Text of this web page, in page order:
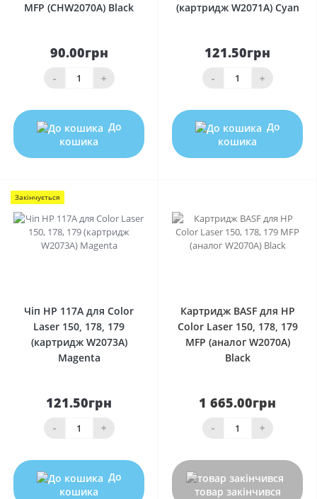
MFP (CHW2070A) Black
90.00грн
- +
До
кошика
(картридж W2071A) Cyan
121.50грн
- +
До
кошика
Закінчується
Чіп HP 117A для Color
Laser 150, 178, 179
(картридж W2073A)
Magenta
121.50грн
- +
До
кошика
Картридж BASF для HP
Color Laser 150, 178, 179
MFP (аналог W2070A)
Black
1 665.00грн
- +
товар закінчився